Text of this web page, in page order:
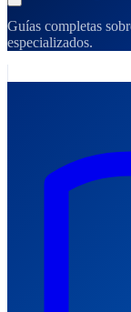
Guías completas
especializados.